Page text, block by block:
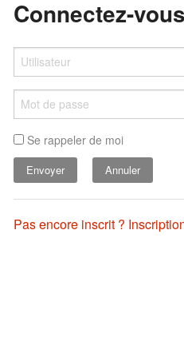
Connectez-vous
Se rappeler de moi
Annuler
Pas encore inscrit ?